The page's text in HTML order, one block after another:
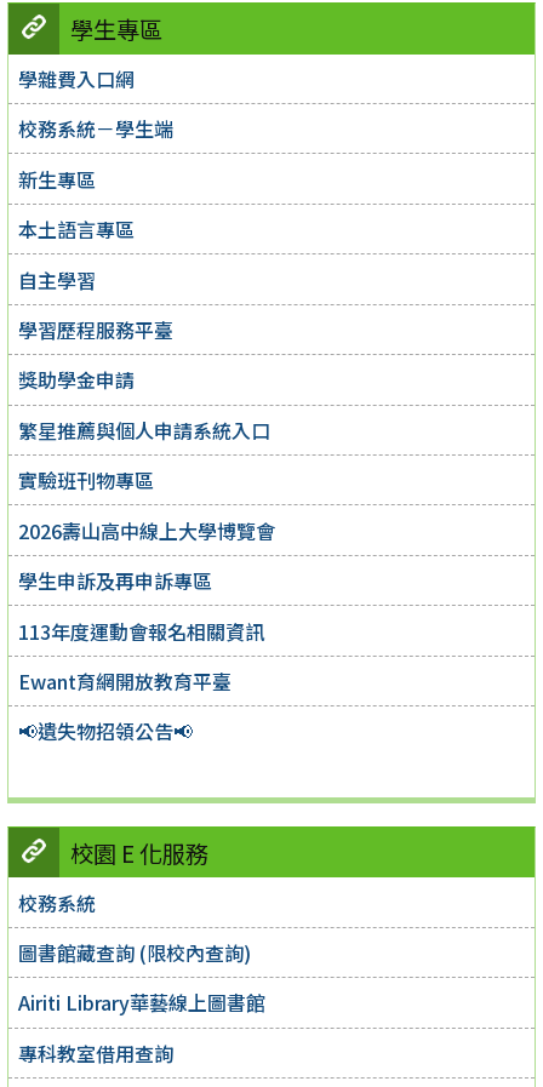
學生專區
學雜費入口網
校務系統－學生端
新生專區
本土語言專區
自主學習
學習歷程服務平臺
獎助學金申請
繁星推薦與個人申請系統入口
實驗班刊物專區
2026壽山高中線上大學博覽會
學生申訴及再申訴專區
113年度運動會報名相關資訊
Ewant育網開放教育平臺
📢遺失物招領公告📢
校園 E 化服務
校務系統
圖書館藏查詢 (限校內查詢)
Airiti Library華藝線上圖書館
專科教室借用查詢